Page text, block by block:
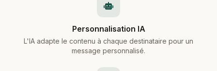
Personnalisation IA
L'IA adapte le contenu à chaque destinataire pour un
message personnalisé.